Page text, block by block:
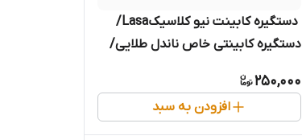
‌ دستگیره کابینت نیو کلاسیکLasa/
دستگیره کابینتی خاص ناندل طلایی/
250,000
افزودن به سبد